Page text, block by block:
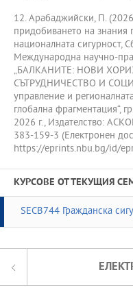
12. Арабаджийски, П.
придобиването на знания
националната сигурност,
Международна научно-
„БАЛКАНИТЕ: НОВИ
СЪТРУДНИЧЕСТВО И
управление и
глобална фрагментация“,
2026 г., Издателство:
383-159-3 (Електронен
https://eprints.nbu.bg/id/
КУРСОВЕ ОТ ТЕКУЩИЯ
SECB744 Гражданска